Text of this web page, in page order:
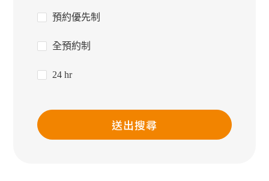
預約優先制
全預約制
24 hr
送出搜尋